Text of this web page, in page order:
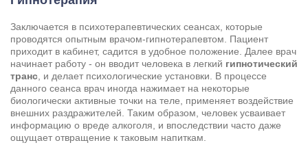
Заключается в психотерапевтических сеансах, которые
проводятся опытным врачом-гипнотерапевтом. Пациент
приходит в кабинет, садится в удобное положение. Далее врач
начинает работу - он вводит человека в легкий гипнотический
транс , и делает психологические установки. В процессе
данного сеанса врач иногда нажимает на некоторые
биологически активные точки на теле, применяет воздействие
внешних раздражителей. Таким образом, человек усваивает
информацию о вреде алкоголя, и впоследствии часто даже
ощущает отвращение к таковым напиткам.